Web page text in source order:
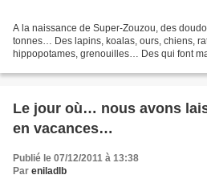
A la naissance de Super-Zouzou, des
tonnes… Des lapins, koalas, ours, chiens,
hippopotames, grenouilles… Des qui font
Le jour où… nous avons
en vacances…
Publié le 07/12/2011 à 13:38
Par eniladlb